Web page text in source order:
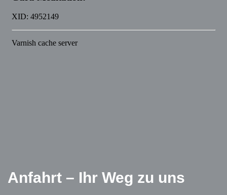
Anfahrt – Ihr Weg zu uns